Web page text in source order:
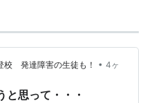
発達障害の生徒も！ • 4ヶ
と思って・・・